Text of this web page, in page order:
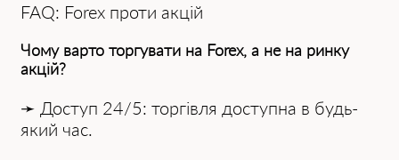
FAQ: Forex проти акцій
Чому варто торгувати на Forex, а не на ринку
акцій?
➛ Доступ 24/5: торгівля доступна в будь-
який час.